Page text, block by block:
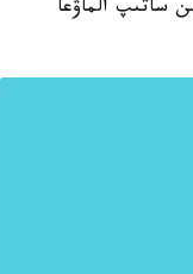
ساتىپ الماۋعا